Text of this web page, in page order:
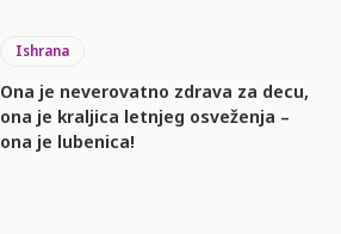
Ishrana
Ona je neverovatno zdrava za decu,
ona je kraljica letnjeg osveženja –
ona je lubenica!